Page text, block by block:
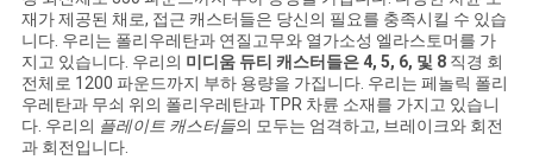
이
트
맵
재가 제공된 채로, 접근 캐스터들은 당신의 필요를 충족시킬 수 있습
니다. 우리는 폴리우레탄과 연질고무와 열가소성 엘라스토머를 가
지고 있습니다. 우리의 미디움 듀티 캐스터들은 4, 5, 6, 및 8직경 회
전체로 1200 파운드까지 부하 용량을 가집니다. 우리는 페놀릭 폴리
우레탄과 무쇠 위의 폴리우레탄과 TPR 차륜 소재를 가지고 있습니
다. 우리의 플레이트 캐스터들의 모두는 엄격하고, 브레이크와 회전
과 회전입니다.